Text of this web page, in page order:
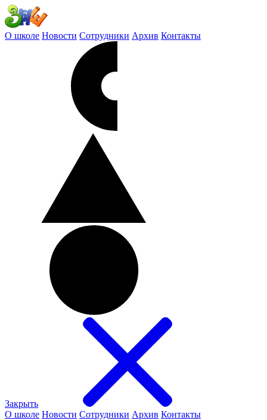
О школе Новости Сотрудники Архив Контакты
Закрыть
О школе Новости Сотрудники Архив Контакты